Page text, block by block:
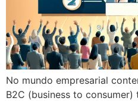
No mundo empresarial
B2C (business to